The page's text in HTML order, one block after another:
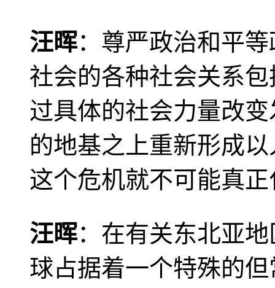
汪晖：尊严政治和平
社会的各种社会关系
过具体的社会力量改
的地基之上重新形成
这个危机就不可能真
汪晖：在有关东北亚
球占据着一个特殊的